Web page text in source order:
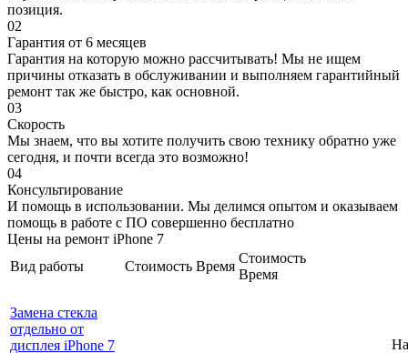
позиция.
02
Гарантия от 6 месяцев
Гарантия на которую можно рассчитывать! Мы не ищем
причины отказать в обслуживании и выполняем гарантийный
ремонт так же быстро, как основной.
03
Скорость
Мы знаем, что вы хотите получить свою технику обратно уже
сегодня, и почти всегда это возможно!
04
Консультирование
И помощь в использовании. Мы делимся опытом и оказываем
помощь в работе с ПО совершенно бесплатно
Цены на ремонт iPhone 7
Вид работы
Стоимость Время
Стоимость
Время
Замена стекла
отдельно от
дисплея iPhone 7